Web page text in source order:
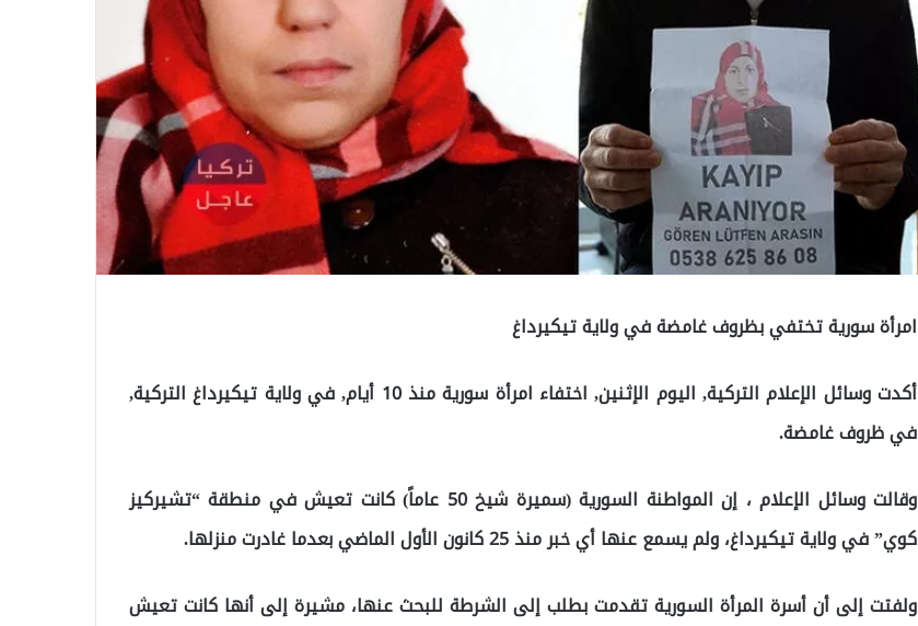
امرأة سورية تختفي بظروف غامضة في ولاية تيكيرداغ
أكدت وسائل الإعلام التركية, اليوم الإثنين, اختفاء امرأة سورية منذ 10 أيام, في ولاية تيكيرداغ التركية,
في ظروف غامضة.
وقالت وسائل الإعلام ، إن المواطنة السورية (سميرة شيخ 50 عاماً) كانت تعيش في منطقة “تشيركيز
كوي” في ولاية تيكيرداغ، ولم يسمع عنها أي خبر منذ 25 كانون الأول الماضي بعدما غادرت منزلها.
ولفتت إلى أن أسرة المرأة السورية تقدمت بطلب إلى الشرطة للبحث عنها، مشيرة إلى أنها كانت تعيش